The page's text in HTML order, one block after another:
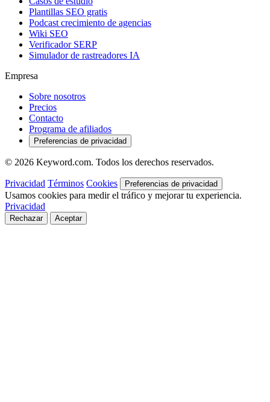
Plantillas SEO gratis
Podcast crecimiento de agencias
Wiki SEO
Verificador SERP
Simulador de rastreadores IA
Empresa
Sobre nosotros
Precios
Contacto
Programa de afiliados
Preferencias de privacidad
© 2026 Keyword.com. Todos los derechos reservados.
Privacidad Términos Cookies Preferencias de privacidad
Usamos cookies para medir el tráfico y mejorar tu experiencia.
Privacidad
Rechazar Aceptar